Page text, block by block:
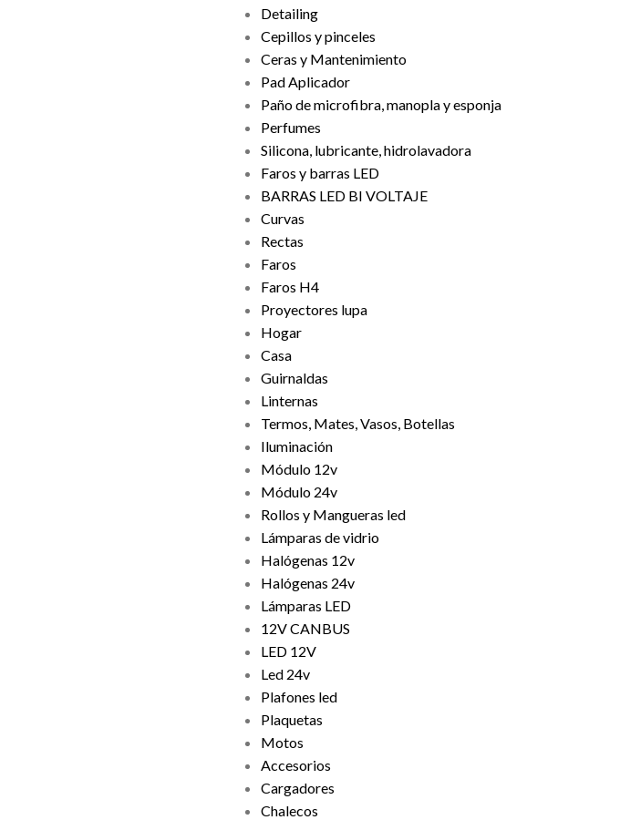
Detailing
Cepillos y pinceles
Ceras y Mantenimiento
Pad Aplicador
Paño de microfibra, manopla y esponja
Perfumes
Silicona, lubricante, hidrolavadora
Faros y barras LED
BARRAS LED BI VOLTAJE
Curvas
Rectas
Faros
Faros H4
Proyectores lupa
Hogar
Casa
Guirnaldas
Linternas
Termos, Mates, Vasos, Botellas
Iluminación
Módulo 12v
Módulo 24v
Rollos y Mangueras led
Lámparas de vidrio
Halógenas 12v
Halógenas 24v
Lámparas LED
12V CANBUS
LED 12V
Led 24v
Plafones led
Plaquetas
Motos
Accesorios
Cargadores
Chalecos